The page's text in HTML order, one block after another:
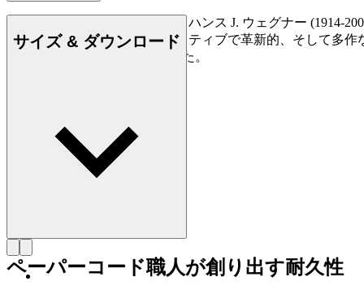
デンマークの家具デザイナー、ハンス J. ウェグナー (1914-
られており、史上最もクリエイティブで革新的、そして多
500点もの椅子を創り出しました。
サイズ & ダウンロード
ペーパーコード職人が創り出す耐久性